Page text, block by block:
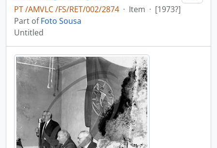
PT /AMVLC /FS/RET/002/2874 · Item · [1973?]
Part ofFoto Sousa
Untitled